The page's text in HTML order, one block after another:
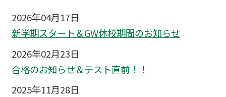
2026年04月17日
新学期スタート＆GW休校期間のお知らせ
2026年02月23日
合格のお知らせ＆テスト直前！！
2025年11月28日